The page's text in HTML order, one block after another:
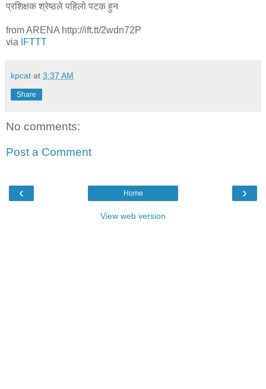
प्रशिक्षक श्रेष्ठले पहिलो पटक हुन
from ARENA http://ift.tt/2wdn72P
via
IFTTT
kpcat at 3:37 AM
Share
No comments:
Post a Comment
‹ ›
Home
View web version